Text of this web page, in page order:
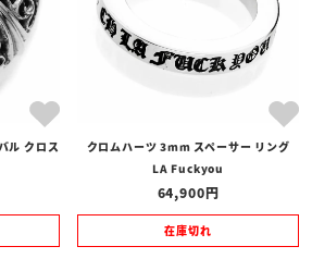
ル クロス
クロムハーツ 3mm スペーサー リング
LA Fuckyou
64,900
在庫切れ